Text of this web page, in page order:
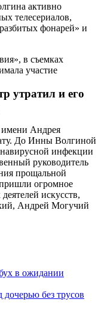
активно
телесериалов,
фонарей» и
в съемках
участие
утратил и его
имени Андрея
До Инны Волгиной
инфекции
руководитель
прощальной
огромное
искусств,
Андрей Могучий
в ожидании
дочерью без трусов